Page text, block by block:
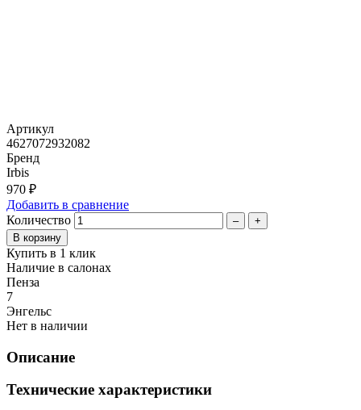
Артикул
4627072932082
Бренд
Irbis
970 ₽
Добавить в сравнение
Количество
– +
Купить в 1 клик
Наличие в салонах
Пенза
7
Энгельс
Нет в наличии
Описание
Технические характеристики